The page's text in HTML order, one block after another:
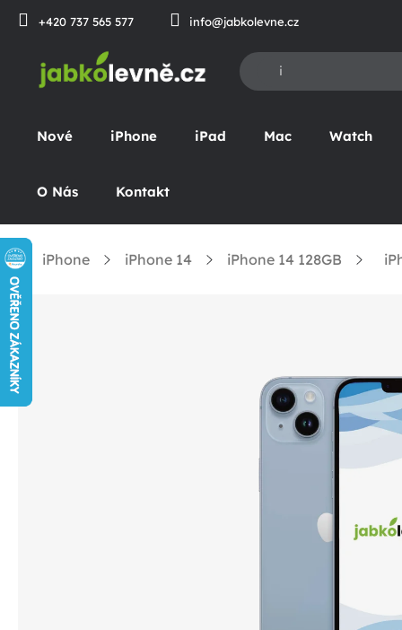
Přejít
+420 737 565 577 info@jabkolevne.cz
Nové iPhone iPad Mac Watch
O Nás Kontakt
Domů iPhone iPhone 14 iPhone 14 128GB